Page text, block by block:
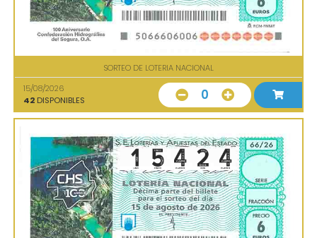
SORTEO DE LOTERIA NACIONAL
15/08/2026
42 DISPONIBLES 0